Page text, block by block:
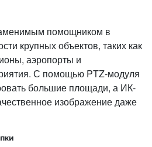
помощником в
крупных объектов, таких как
аэропорты и
С помощью PTZ-модуля
большие площади, а ИК-
изображение даже